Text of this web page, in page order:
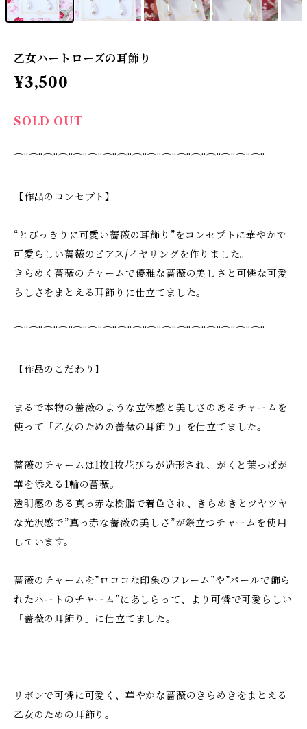
乙女ハートローズの耳飾り
¥3,500
SOLD OUT
⌒¨⌒¨⌒¨⌒¨⌒¨⌒¨⌒¨⌒¨⌒¨⌒¨⌒¨⌒¨⌒¨⌒¨⌒¨⌒¨⌒¨
【作品のコンセプト】
“とびっきりに可愛い薔薇の耳飾り”をコンセプトに華やかで
可愛らしい薔薇のピアス/イヤリングを作りました。
きらめく薔薇のチャームで優雅な薔薇の美しさと可憐な可愛
らしさをまとえる耳飾りに仕立てました。
⌒¨⌒¨⌒¨⌒¨⌒¨⌒¨⌒¨⌒¨⌒¨⌒¨⌒¨⌒¨⌒¨⌒¨⌒¨⌒¨⌒¨
【作品のこだわり】
まるで本物の薔薇のような立体感と美しさのあるチャームを
使って「乙女のための薔薇の耳飾り」を仕立てました。
薔薇のチャームは1枚1枚花びらが造形され、がくと葉っぱが
華を添える1輪の薔薇。
透明感のある真っ赤な樹脂で着色され、きらめきとツヤツヤ
な光沢感で”真っ赤な薔薇の美しさ”が際立つチャームを使用
しています。
薔薇のチャームを”ロココな印象のフレーム”や”パールで飾ら
れたハートのチャーム”にあしらって、より可憐で可愛らしい
「薔薇の耳飾り」に仕立てました。
リボンで可憐に可愛く、華やかな薔薇のきらめきをまとえる
乙女のための耳飾り。